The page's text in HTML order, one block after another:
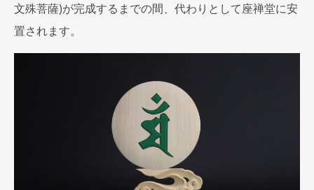
文殊菩薩)が完成するまでの間、代わりとして座禅堂に安
置されます。